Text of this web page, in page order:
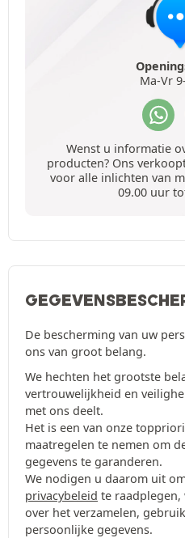
Ma-Vr
Wenst u informatie
producten? Ons
voor alle inlichten van
09.00 uur
De bescherming van uw
ons van groot belang.
We hechten het grootste
vertrouwelijkheid en
met ons deelt.
Het is een van onze
maatregelen te nemen om
gegevens te garanderen.
We nodigen u daarom uit
privacybeleid te
over het verzamelen,
persoonlijke gegevens.